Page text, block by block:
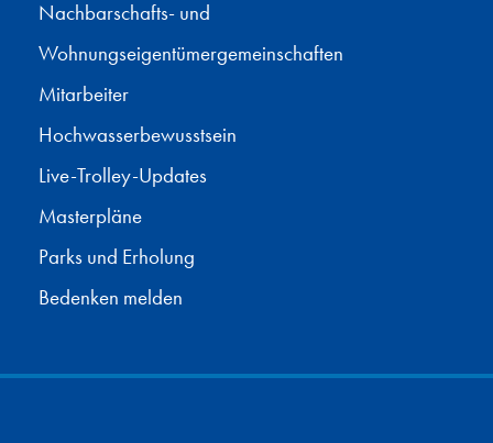
Nachbarschafts- und
Wohnungseigentümergemeinschaften
Mitarbeiter
Hochwasserbewusstsein
Live-Trolley-Updates
Masterpläne
Parks und Erholung
Bedenken melden